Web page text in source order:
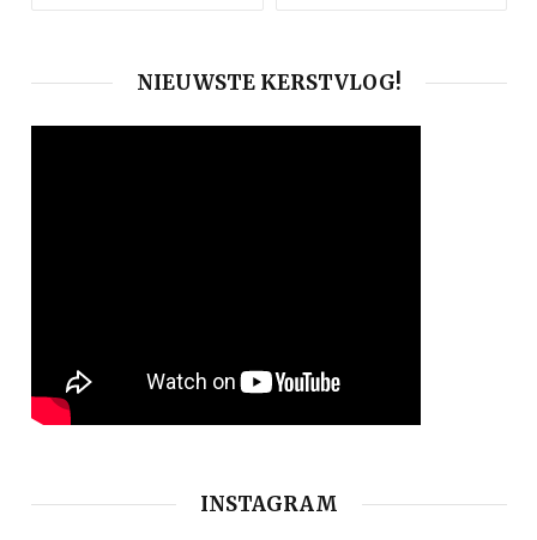
NIEUWSTE KERSTVLOG!
INSTAGRAM